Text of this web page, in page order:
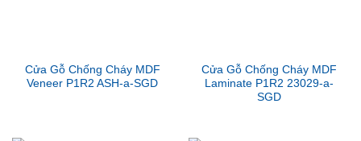
Cửa Gỗ Chống Cháy MDF
Veneer P1R2 ASH-a-SGD
Cửa Gỗ Chống Cháy MDF
Laminate P1R2 23029-a-
SGD